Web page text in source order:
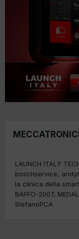
LAUNCH ITALY
boschservice
la clinica della smart
BAFFO-2007
StefanoPCA